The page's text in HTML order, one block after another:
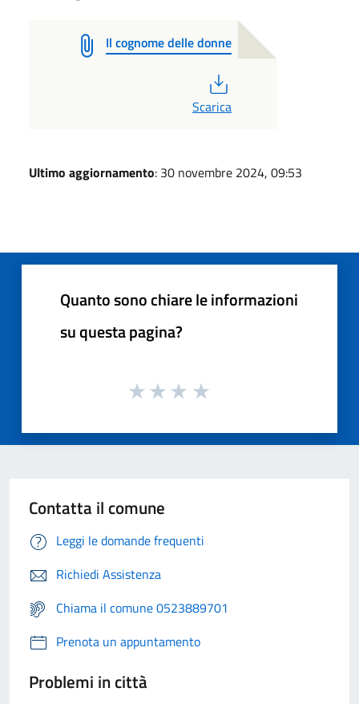
Il cognome delle donne
Scarica
Ultimo aggiornamento: 30 novembre 2024, 09:53
Quanto sono chiare le informazioni
su questa pagina?
Contatta il comune
Leggi le domande frequenti
Richiedi Assistenza
Chiama il comune 0523889701
Prenota un appuntamento
Problemi in città